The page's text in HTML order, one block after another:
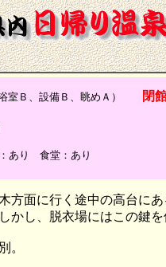
浴室Ｂ、設備Ｂ、眺めＡ） 閉
あり 食堂：あり
方面に行く途中の高台に
し、脱衣場にはこの鍵
。